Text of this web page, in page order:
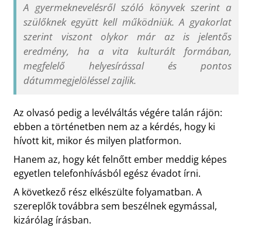
A gyermeknevelésről szóló könyvek szerint a
szülőknek együtt kell működniük. A gyakorlat
szerint viszont olykor már az is jelentős
eredmény, ha a vita kulturált formában,
megfelelő helyesírással és pontos
dátummegjelöléssel zajlik.
Az olvasó pedig a levélváltás végére talán rájön:
ebben a történetben nem az a kérdés, hogy ki
hívott kit, mikor és milyen platformon.
Hanem az, hogy két felnőtt ember meddig képes
egyetlen telefonhívásból egész évadot írni.
A következő rész elkészülte folyamatban. A
szereplők továbbra sem beszélnek egymással,
kizárólag írásban.